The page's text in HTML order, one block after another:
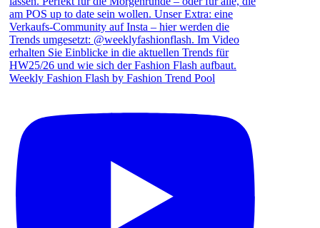
Weekly Fashion Flash by Fashion Trend Pool